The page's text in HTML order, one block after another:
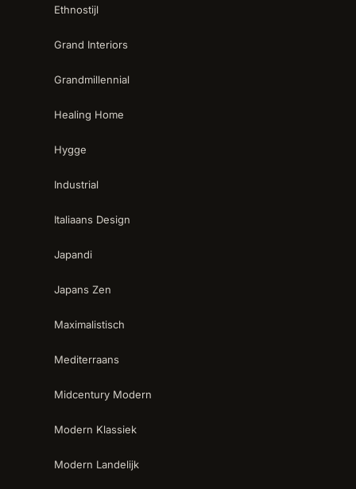
Ethnostijl
Grand Interiors
Grandmillennial
Healing Home
Hygge
Industrial
Italiaans Design
Japandi
Japans Zen
Maximalistisch
Mediterraans
Midcentury Modern
Modern Klassiek
Modern Landelijk